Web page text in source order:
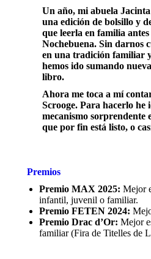
Un año, mi abuela
una edición de bolsillo y
que leerla en familia antes
Nochebuena. Sin darnos
en una tradición familiar
hemos ido sumando
libro.
Ahora me toca a mí
Scrooge. Para hacerlo he
mecanismo sorprendente
que por fin está listo, o
Premios
Premio MAX 2025: Mejor
infantil, juvenil o familiar.
Premio FETEN 2024:
Premio Drac d’Or: Mejor
familiar (Fira de Titelles de